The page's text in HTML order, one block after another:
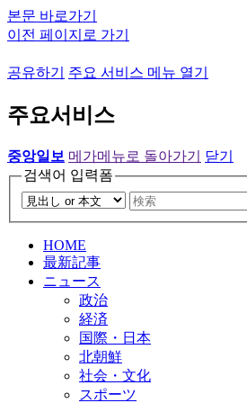
본문 바로가기
이전 페이지로 가기
공유하기 주요 서비스 메뉴 열기
주요서비스
중앙일보 메가메뉴로 돌아가기
닫기
검색어 입력폼
HOME
最新記事
ニュース
政治
経済
国際・日本
北朝鮮
社会・文化
スポーツ